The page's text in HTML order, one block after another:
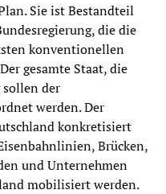
Sie ist Bestandteil
die die
konventionellen
gesamte Staat, die
der
werden. Der
konkretisiert
Brücken,
und Unternehmen
mobilisiert werden.